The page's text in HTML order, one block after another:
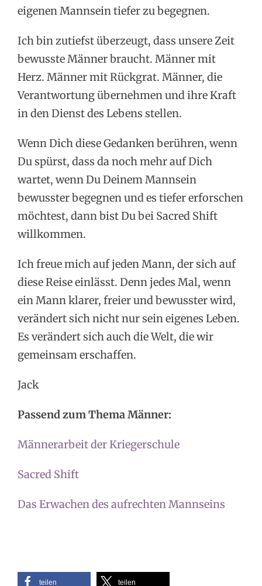
eigenen Mannsein tiefer zu begegnen.
Ich bin zutiefst überzeugt, dass unsere Zeit
bewusste Männer braucht. Männer mit
Herz. Männer mit Rückgrat. Männer, die
Verantwortung übernehmen und ihre Kraft
in den Dienst des Lebens stellen.
Wenn Dich diese Gedanken berühren, wenn
Du spürst, dass da noch mehr auf Dich
wartet, wenn Du Deinem Mannsein
bewusster begegnen und es tiefer erforschen
möchtest, dann bist Du bei Sacred Shift
willkommen.
Ich freue mich auf jeden Mann, der sich auf
diese Reise einlässt. Denn jedes Mal, wenn
ein Mann klarer, freier und bewusster wird,
verändert sich nicht nur sein eigenes Leben.
Es verändert sich auch die Welt, die wir
gemeinsam erschaffen.
Jack
Passend zum Thema Männer:
Männerarbeit der Kriegerschule
Sacred Shift
Das Erwachen des aufrechten Mannseins
teilen teilen